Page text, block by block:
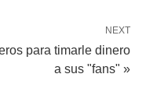
NEXT
para timarle dinero
a sus "fans" »